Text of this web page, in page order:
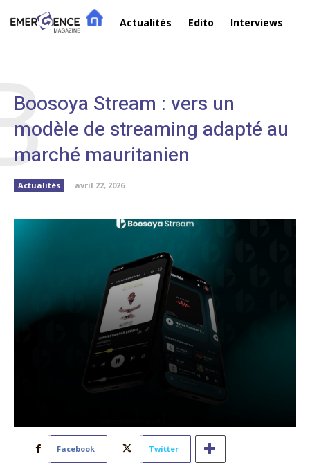
Actualités Edito Interviews
Boosoya Stream : vers un
modèle de streaming adapté au
marché mauritanien
Actualités avril 22, 2026
Facebook Twitter